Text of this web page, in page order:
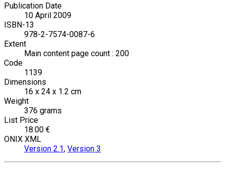
Publication Date
10 April 2009
ISBN-13
978-2-7574-0087-6
Extent
Main content page count : 200
Code
1139
Dimensions
16 x 24 x 1.2 cm
Weight
376 grams
List Price
18.00 €
ONIX XML
Version 2.1, Version 3